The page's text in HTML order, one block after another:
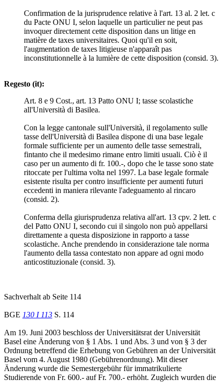
Confirmation de la jurisprudence relative à l'art. 13 al. 2 let. c
du Pacte ONU I, selon laquelle un particulier ne peut pas
invoquer directement cette disposition dans un litige en
matière de taxes universitaires. Quoi qu'il en soit,
l'augmentation de taxes litigieuse n'apparaît pas
inconstitutionnelle à la lumière de cette disposition (consid. 3).
Regesto (it):
Art. 8 e 9 Cost., art. 13 Patto ONU I; tasse scolastiche
all'Università di Basilea.
Con la legge cantonale sull'Università, il regolamento sulle
tasse dell'Università di Basilea dispone di una base legale
formale sufficiente per un aumento delle tasse semestrali,
fintanto che il medesimo rimane entro limiti usuali. Ciò è il
caso per un aumento di fr. 100.-, dopo che le tasse sono state
ritoccate per l'ultima volta nel 1997. La base legale formale
esistente risulta per contro insufficiente per aumenti futuri
eccedenti in maniera rilevante l'adeguamento al rincaro
(consid. 2).
Conferma della giurisprudenza relativa all'art. 13 cpv. 2 lett. c
del Patto ONU I, secondo cui il singolo non può appellarsi
direttamente a questa disposizione in rapporto a tasse
scolastiche. Anche prendendo in considerazione tale norma
l'aumento della tassa contestato non appare ad ogni modo
anticostituzionale (consid. 3).
Sachverhalt ab Seite 114
BGE 130 I 113 S. 114
Am 19. Juni 2003 beschloss der Universitätsrat der Universität
Basel eine Änderung von § 1 Abs. 1 und Abs. 3 und von § 3 der
Ordnung betreffend die Erhebung von Gebühren an der Universität
Basel vom 4. August 1980 (Gebührenordnung). Mit dieser
Änderung wurde die Semestergebühr für immatrikulierte
Studierende von Fr. 600.- auf Fr. 700.- erhöht. Zugleich wurden die